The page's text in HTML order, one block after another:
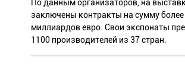
По данным организаторов, на
заключены контракты на сумму более
миллиардов евро. Свои экспонаты
1100 производителей из 37 стран.